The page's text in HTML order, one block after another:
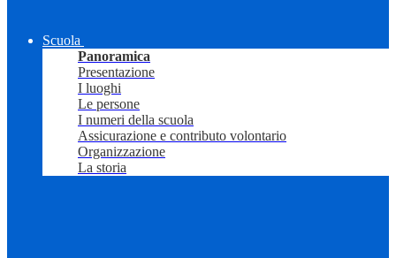
Scuola
Panoramica
Presentazione
I luoghi
Le persone
I numeri della scuola
Assicurazione e contributo volontario
Organizzazione
La storia